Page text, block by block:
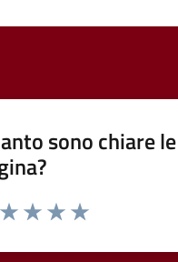
sono chiare
da 1 a 5 stelle la pagina